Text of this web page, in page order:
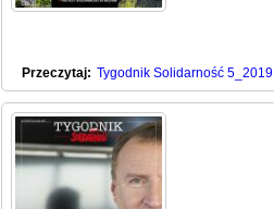
Przeczytaj: Tygodnik Solidarność 5_2019